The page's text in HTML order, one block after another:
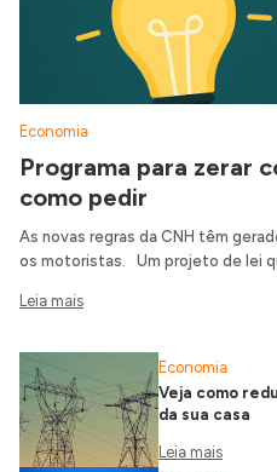
Economia
Programa para zerar
como pedir
As novas regras da CNH têm
os motoristas. Um projeto de lei
Leia mais
Economia
Veja como
da sua casa
Leia mais